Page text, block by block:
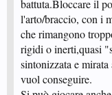
battuta.Bloccare il
l'arto/braccio, con i
che rimangono
rigidi o inerti,quasi
sintonizzata e
vuol conseguire.